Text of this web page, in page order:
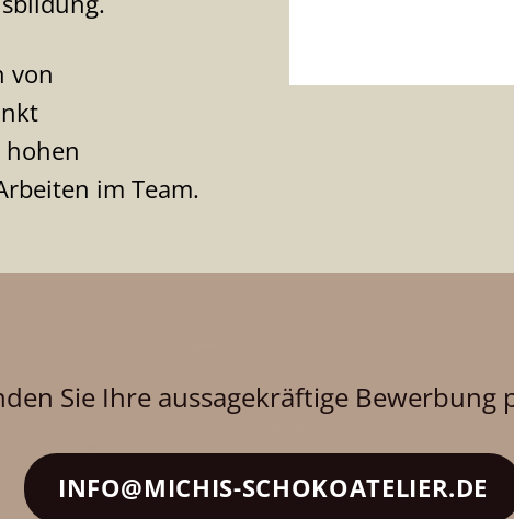
von
im Team.
Sie Ihre aussagekräftige Bewerbung
INFO@MICHIS-SCHOKOATELIER.DE